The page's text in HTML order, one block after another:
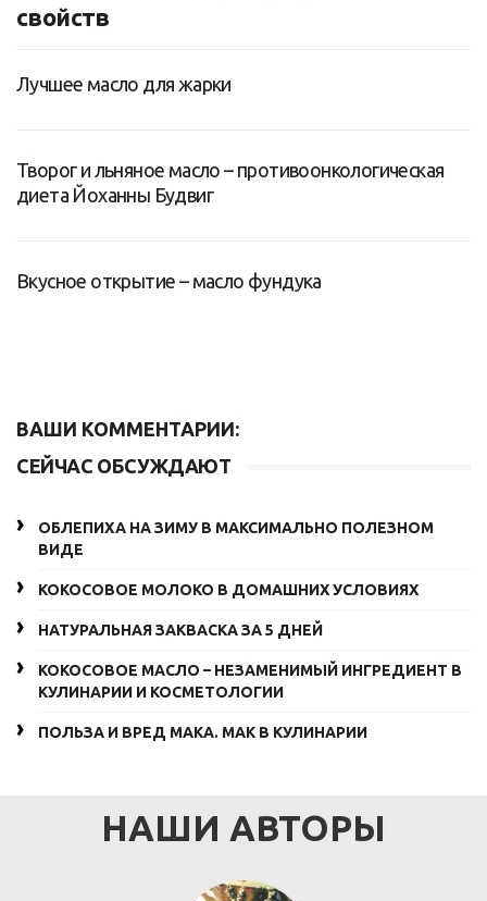
свойств
Лучшее масло для жарки
Творог и льняное масло – противоонкологическая
диета Йоханны Будвиг
Вкусное открытие – масло фундука
ВАШИ КОММЕНТАРИИ:
СЕЙЧАС ОБСУЖДАЮТ
ОБЛЕПИХА НА ЗИМУ В МАКСИМАЛЬНО ПОЛЕЗНОМ
ВИДЕ
КОКОСОВОЕ МОЛОКО В ДОМАШНИХ УСЛОВИЯХ
НАТУРАЛЬНАЯ ЗАКВАСКА ЗА 5 ДНЕЙ
КОКОСОВОЕ МАСЛО – НЕЗАМЕНИМЫЙ ИНГРЕДИЕНТ В
КУЛИНАРИИ И КОСМЕТОЛОГИИ
ПОЛЬЗА И ВРЕД МАКА. МАК В КУЛИНАРИИ
НАШИ АВТОРЫ